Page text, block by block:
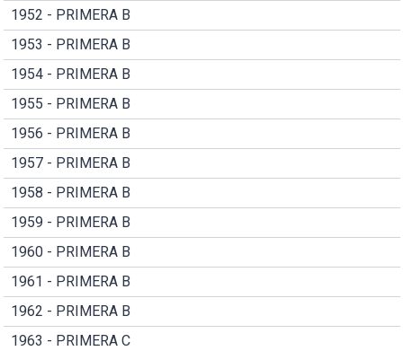
1952 - PRIMERA B
1953 - PRIMERA B
1954 - PRIMERA B
1955 - PRIMERA B
1956 - PRIMERA B
1957 - PRIMERA B
1958 - PRIMERA B
1959 - PRIMERA B
1960 - PRIMERA B
1961 - PRIMERA B
1962 - PRIMERA B
1963 - PRIMERA C